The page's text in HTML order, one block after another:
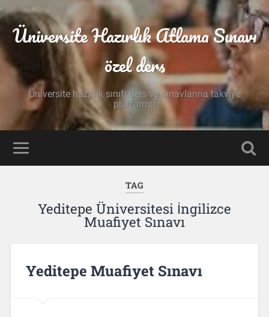
Üniversite Hazırlık Atlama Sınavı
özel ders
Üniversite hazırlık sınıfı ders ve sınavlarına takviye
platformu
TAG
Yeditepe Üniversitesi İngilizce
Muafiyet Sınavı
Yeditepe Muafiyet Sınavı